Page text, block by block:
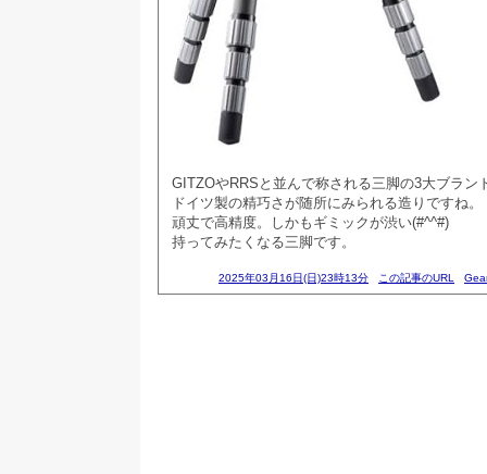
GITZOやRRSと並んで称される三脚の3大ブラン
ドイツ製の精巧さが随所にみられる造りですね。
頑丈で高精度。しかもギミックが渋い(#^^#)
持ってみたくなる三脚です。
2025年03月16日(日)23時13分 この記事のURL